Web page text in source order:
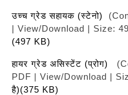
उच्च ग्रेड सहायक (स्टेनो)
| View/Download | Size:
(497 KB)
हायर ग्रेड असिस्टेंट (प्रोग)
PDF | View/Download |
है)(375 KB)